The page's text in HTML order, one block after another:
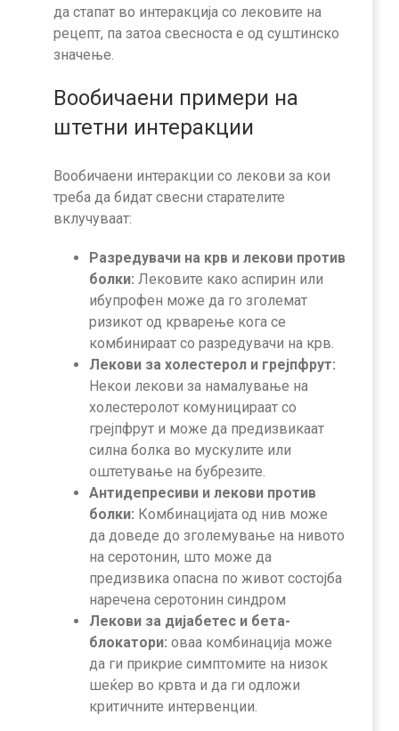
да стапат во интеракција со лековите на
рецепт, па затоа свесноста е од суштинско
значење.
Вообичаени примери на
штетни интеракции
Вообичаени интеракции со лекови за кои
треба да бидат свесни старателите
вклучуваат:
Разредувачи на крв и лекови против
болки: Лековите како аспирин или
ибупрофен може да го зголемат
ризикот од крварење кога се
комбинираат со разредувачи на крв.
Лекови за холестерол и грејпфрут:
Некои лекови за намалување на
холестеролот комуницираат со
грејпфрут и може да предизвикаат
силна болка во мускулите или
оштетување на бубрезите.
Антидепресиви и лекови против
болки: Комбинацијата од нив може
да доведе до зголемување на нивото
на серотонин, што може да
предизвика опасна по живот состојба
наречена серотонин синдром
Лекови за дијабетес и бета-
блокатори: оваа комбинација може
да ги прикрие симптомите на низок
шеќер во крвта и да ги одложи
критичните интервенции.